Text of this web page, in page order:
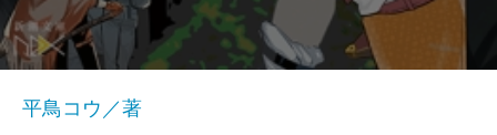
平鳥コウ／著